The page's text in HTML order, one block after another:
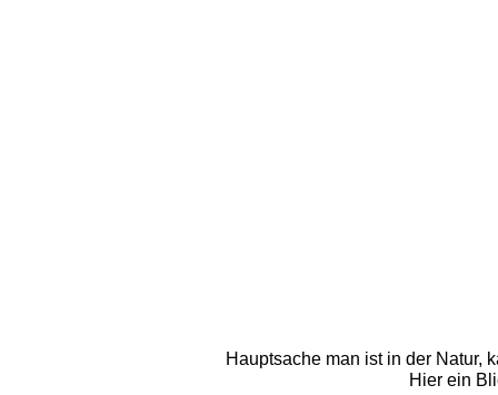
Hauptsache man ist in der Natur,
Hier ein